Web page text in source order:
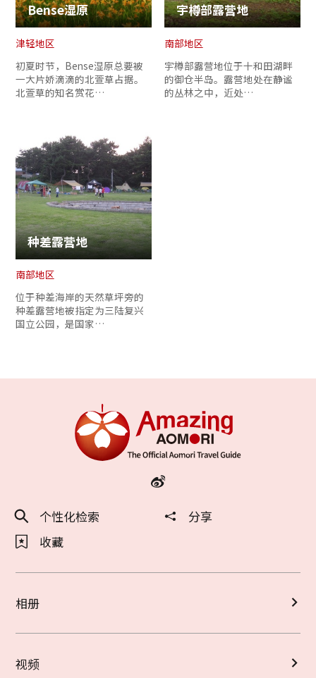
Bense湿原
津轻地区
初夏时节，Bense湿原总要被
一大片娇滴滴的北萱草占据。
北萱草的知名赏花…
宇樽部露营地
南部地区
宇樽部露营地位于十和田湖畔
的御仓半岛。露营地处在静谧
的丛林之中，近处…
种差露营地
南部地区
位于种差海岸的天然草坪旁的
种差露营地被指定为三陆复兴
国立公园，是国家…
个性化检索
分享
收藏
相册
视频